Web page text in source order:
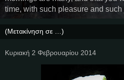
time, with such pleasure and
Κυριακή 2 Φεβρουαρίου 2014